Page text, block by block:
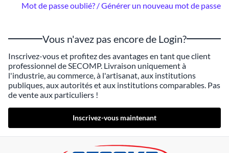
Mot de passe oublié? / Générer un nouveau mot de passe
Vous n'avez pas encore de Login?
Inscrivez-vous et profitez des avantages en tant que client
professionnel de SECOMP. Livraison uniquement à
l'industrie, au commerce, à l'artisanat, aux institutions
publiques, aux autorités et aux institutions comparables. Pas
de vente aux particuliers !
Inscrivez-vous maintenant